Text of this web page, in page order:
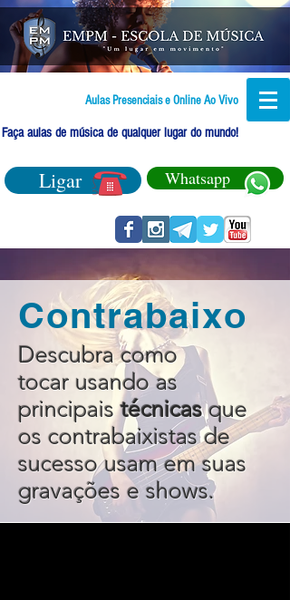
Aulas Presenciais e Online Ao Vivo
Faça aulas de música de qualquer lugar do mundo!
Ligar Whatsapp
Contrabaixo
Descubra como
tocar usando as
principaistécnicasque
os contrabaixistas de
sucesso usam em suas
gravações e shows.